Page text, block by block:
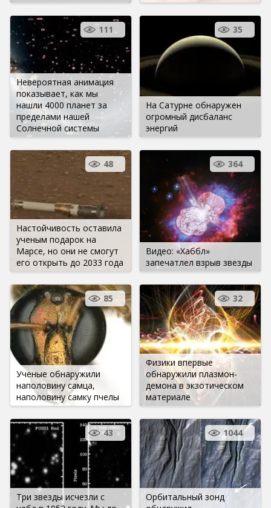
Невероятная анимация
показывает, как мы
нашли 4000 планет за
пределами нашей
Солнечной системы
111
На Сатурне обнаружен
огромный дисбаланс
энергий
35
Настойчивость оставила
ученым подарок на
Марсе, но они не смогут
его открыть до 2033 года
48
Видео: «Хаббл»
запечатлел взрыв звезды
364
Ученые обнаружили
наполовину самца,
наполовину самку пчелы
85
Физики впервые
обнаружили плазмон-
демона в экзотическом
материале
32
Три звезды исчезли с
43
Орбитальный зонд
1044